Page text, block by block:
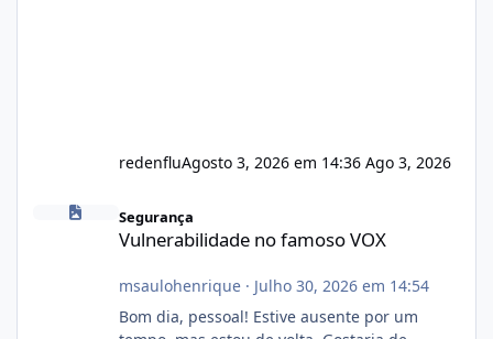
redenfluAgosto 3, 2026 em 14:36 Ago 3, 2026
Vulnerabilidade no famoso VOX
Segurança
Vulnerabilidade no famoso VOX
msaulohenrique· Julho 30, 2026 em 14:54
Bom dia, pessoal! Estive ausente por um